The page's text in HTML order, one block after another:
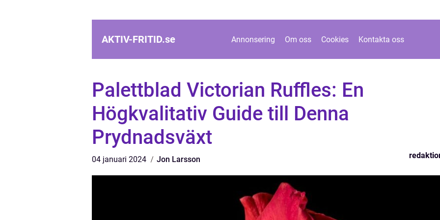
AKTIV-FRITID.se Annonsering Om oss Cookies Kontakta oss
Palettblad Victorian Ruffles: En
Högkvalitativ Guide till Denna
Prydnadsväxt
04 januari 2024 Jon Larsson